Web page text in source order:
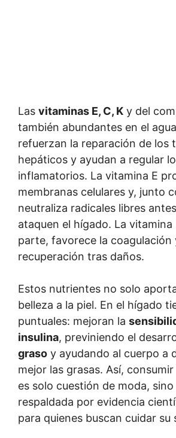
Las vitaminas E, C, K y del
también abundantes en el
refuerzan la reparación de los
hepáticos y ayudan a regular
inflamatorios. La vitamina E
membranas celulares y, junto
neutraliza radicales libres
ataquen el hígado. La vitamina
parte, favorece la coagulación
recuperación tras daños.
Estos nutrientes no solo
belleza a la piel. En el hígado
puntuales: mejoran la
insulina, previniendo el
graso y ayudando al cuerpo a
mejor las grasas. Así,
es solo cuestión de moda,
respaldada por evidencia
para quienes buscan cuidar su